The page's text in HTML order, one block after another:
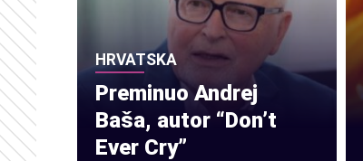
HRVATSKA
Preminuo Andrej
Baša, autor “Don’t
Ever Cry”